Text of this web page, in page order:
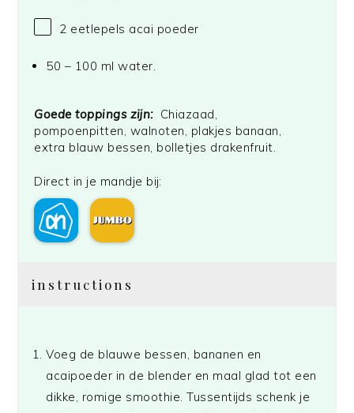
2 eetlepels acai poeder
50 – 100 ml water.
Goede toppings zijn: Chiazaad,
pompoenpitten, walnoten, plakjes banaan,
extra blauw bessen, bolletjes drakenfruit.
Direct in je mandje bij:
instructions
Voeg de blauwe bessen, bananen en
acaipoeder in de blender en maal glad tot een
dikke, romige smoothie. Tussentijds schenk je